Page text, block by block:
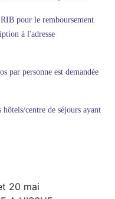
pour le remboursement
à l'adresse
par personne est demandée
centre de séjours ayant
20 mai